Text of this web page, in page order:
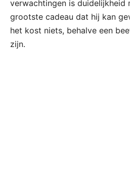
verwachtingen is duidelijkheid
grootste cadeau dat hij kan
het kost niets, behalve een
zijn.